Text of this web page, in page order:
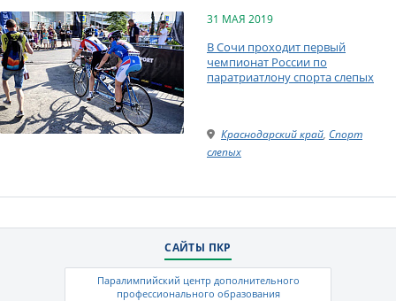
31 МАЯ 2019
В Сочи проходит первый
чемпионат России по
паратриатлону спорта слепых
Краснодарский край, Спорт
слепых
САЙТЫ ПКР
Паралимпийский центр дополнительного
профессионального образования